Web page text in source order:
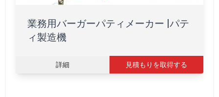
業務用バーガーパティメーカー |パテ
ィ製造機
詳細 見積もりを取得する